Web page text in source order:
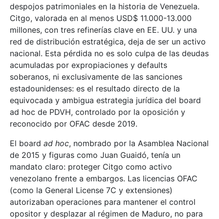
despojos patrimoniales en la historia de Venezuela.
Citgo, valorada en al menos USD$ 11.000-13.000
millones, con tres refinerías clave en EE. UU. y una
red de distribución estratégica, deja de ser un activo
nacional. Esta pérdida no es solo culpa de las deudas
acumuladas por expropiaciones y defaults
soberanos, ni exclusivamente de las sanciones
estadounidenses: es el resultado directo de la
equivocada y ambigua estrategia jurídica del board
ad hoc de PDVH, controlado por la oposición y
reconocido por OFAC desde 2019.
El board ad hoc, nombrado por la Asamblea Nacional
de 2015 y figuras como Juan Guaidó, tenía un
mandato claro: proteger Citgo como activo
venezolano frente a embargos. Las licencias OFAC
(como la General License 7C y extensiones)
autorizaban operaciones para mantener el control
opositor y desplazar al régimen de Maduro, no para